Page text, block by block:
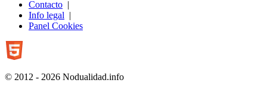
Contacto |
Info legal |
Panel Cookies
© 2012 - 2026 Nodualidad.info